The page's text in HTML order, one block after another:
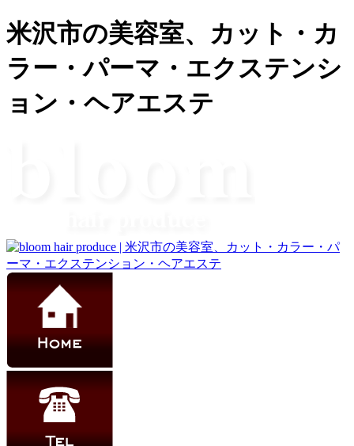
米沢市の美容室、カット・カ
ラー・パーマ・エクステンシ
ョン・ヘアエステ